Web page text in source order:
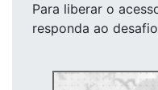
Para liberar o
responda ao